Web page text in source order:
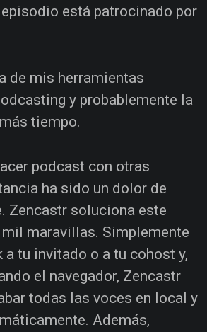
está patrocinado por
de mis herramientas
y probablemente la
tiempo.
podcast con otras
ha sido un dolor de
Zencastr soluciona este
maravillas. Simplemente
a tu invitado o a tu cohost y,
el navegador, Zencastr
todas las voces en local y
Además,